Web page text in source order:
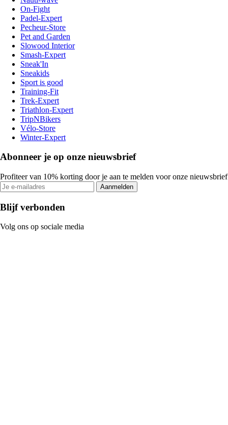
On-Fight
Padel-Expert
Pecheur-Store
Pet and Garden
Slowood Interior
Smash-Expert
Sneak'In
Sneakids
Sport is good
Training-Fit
Trek-Expert
Triathlon-Expert
TripNBikers
Vélo-Store
Winter-Expert
Abonneer je op onze nieuwsbrief
Profiteer van 10% korting door je aan te melden voor onze nieuwsbrief
Aanmelden
Blijf verbonden
Volg ons op sociale media